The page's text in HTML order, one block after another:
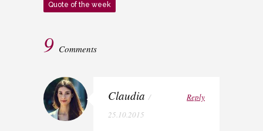
Quote of the week
9 Comments
Claudia /
25.10.2015
Reply